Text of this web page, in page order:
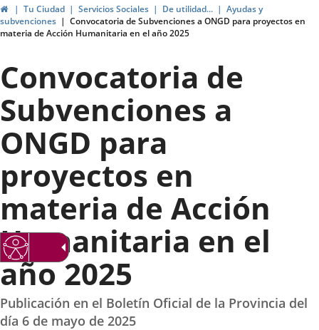
InicioTu Ciudad Servicios Sociales De utilidad...
Ayudas y
subvenciones
Convocatoria de Subvenciones a ONGD para proyectos en
materia de Acción Humanitaria en el año 2025
Convocatoria de
Subvenciones a
ONGD para
proyectos en
materia de Acción
Humanitaria en el
año 2025
Publicación en el Boletín Oficial de la Provincia del
día 6 de mayo de 2025